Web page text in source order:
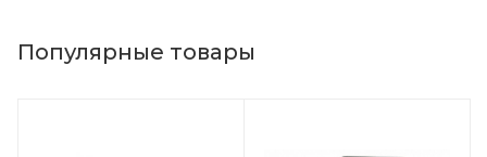
Популярные товары